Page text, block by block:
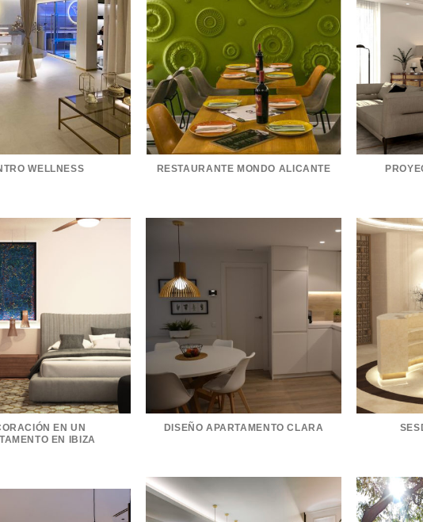
WELLNESS RESTAURANTE MONDO ALICANTE
EN UN
EN IBIZA
DISEÑO APARTAMENTO CLARA